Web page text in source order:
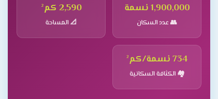
1,900,000 نسمة
👥 عدد السكان
2,590 كم²
📐 المساحة
734 نسمة/كم²
🏘️ الكثافة السكانية